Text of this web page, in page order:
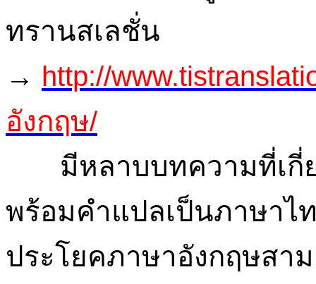
ทรานสเลชั่น
→ http://
อังกฤษ/
มีหลาบบทความที่เกี่ย
พร้อมคำแปลเป็นภาษาไ
ประโยคภาษาอังกฤษสา